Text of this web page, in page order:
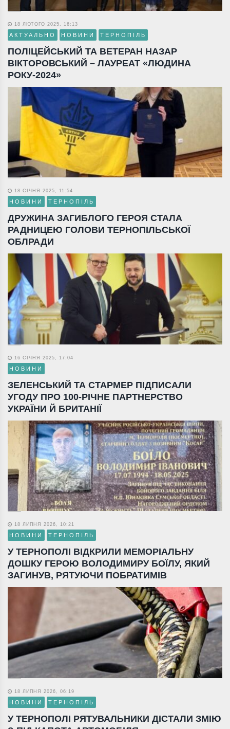
18 ЛЮТОГО 2025, 16:13
АКТУАЛЬНО НОВИНИ ТЕРНОПІЛЬ
ПОЛІЦЕЙСЬКИЙ ТА ВЕТЕРАН НАЗАР
ВІКТОРОВСЬКИЙ – ЛАУРЕАТ «ЛЮДИНА
РОКУ-2024»
18 СІЧНЯ 2025, 11:54
НОВИНИ ТЕРНОПІЛЬ
ДРУЖИНА ЗАГИБЛОГО ГЕРОЯ СТАЛА
РАДНИЦЕЮ ГОЛОВИ ТЕРНОПІЛЬСЬКОЇ
ОБЛРАДИ
16 СІЧНЯ 2025, 17:04
НОВИНИ
ЗЕЛЕНСЬКИЙ ТА СТАРМЕР ПІДПИСАЛИ
УГОДУ ПРО 100-РІЧНЕ ПАРТНЕРСТВО
УКРАЇНИ Й БРИТАНІЇ
18 ЛИПНЯ 2026, 10:21
НОВИНИ ТЕРНОПІЛЬ
У ТЕРНОПОЛІ ВІДКРИЛИ МЕМОРІАЛЬНУ
ДОШКУ ГЕРОЮ ВОЛОДИМИРУ БОЇЛУ, ЯКИЙ
ЗАГИНУВ, РЯТУЮЧИ ПОБРАТИМІВ
18 ЛИПНЯ 2026, 06:19
НОВИНИ ТЕРНОПІЛЬ
У ТЕРНОПОЛІ РЯТУВАЛЬНИКИ ДІСТАЛИ ЗМІЮ